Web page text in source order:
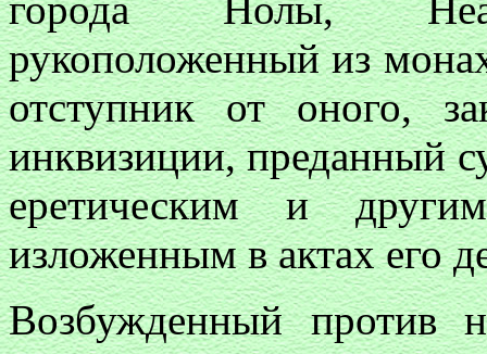
рукоположенный из
отступник от оного,
инквизиции, преданный
еретическим и
изложенным в актах его
Возбужденный против